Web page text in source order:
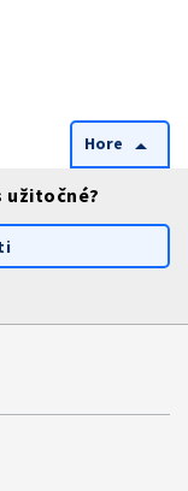
Hore arrow_drop_up
užitočné?